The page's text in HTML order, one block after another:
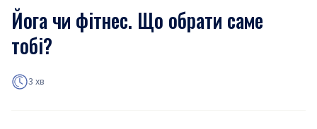
Йога чи фітнес. Що обрати саме
тобі?
3 хв